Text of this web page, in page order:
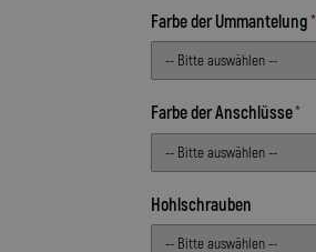
Farbe der Ummantelung
Farbe der Anschlüsse
Hohlschrauben